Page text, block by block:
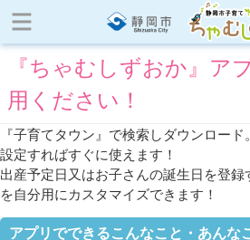
『ちゃむしずおか』ア
用ください！
『子育てタウン』で検索しダウンロー
設定すればすぐに使えます！
出産予定日又はお子さんの誕生日を登
を自分用にカスタマイズできます！
アプリでできるこんなこと・あんな